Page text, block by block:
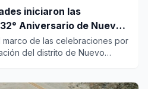
iniciaron las
Aniversario de Nuevo
marco de las celebraciones por
del distrito de Nuevo